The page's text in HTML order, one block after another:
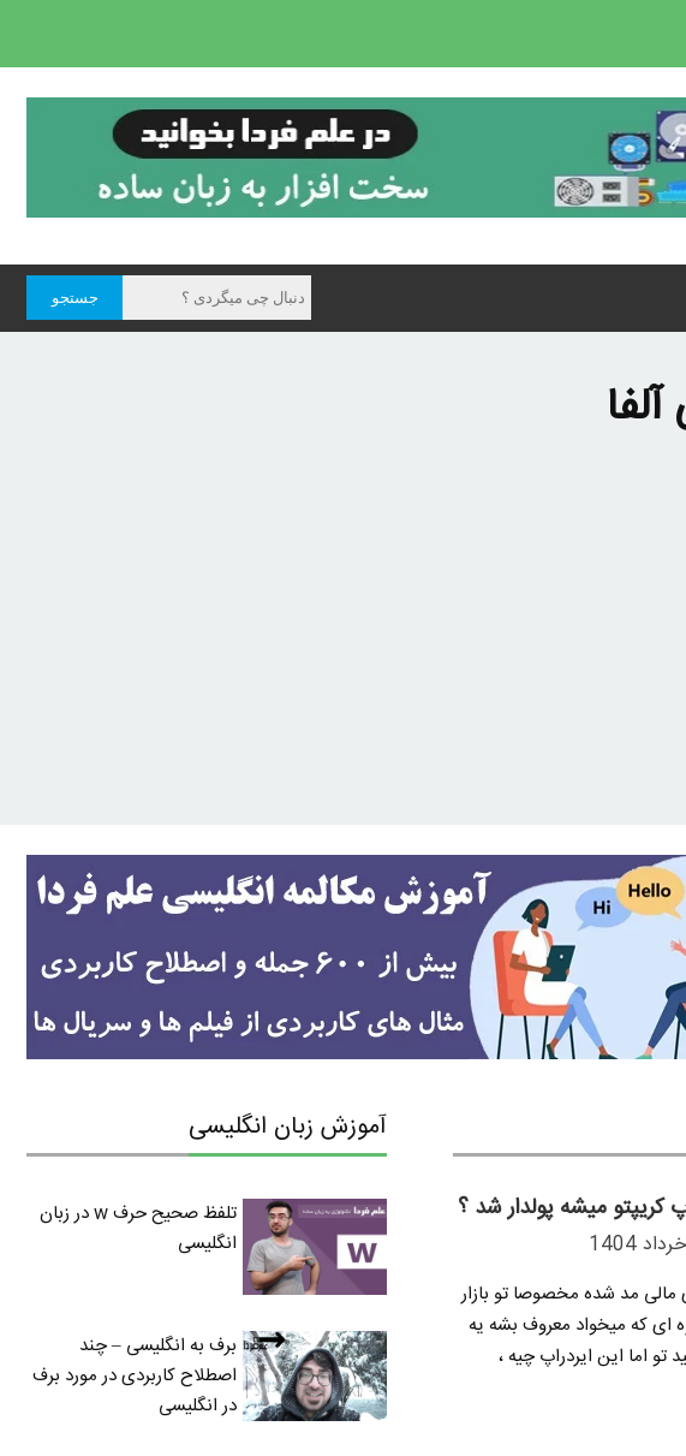
کریپتو میشه پولدار شد ؟
مالی مد شده مخصوصا تو بازار
ای که میخواد معروف بشه یه
تو اما این ایردراپ چیه ،
آموزش زبان انگلیسی
تلفظ صحیح حرف w در زبان
انگلیسی
برف به انگلیسی – چند
اصطلاح کاربردی در مورد برف
در انگلیسی